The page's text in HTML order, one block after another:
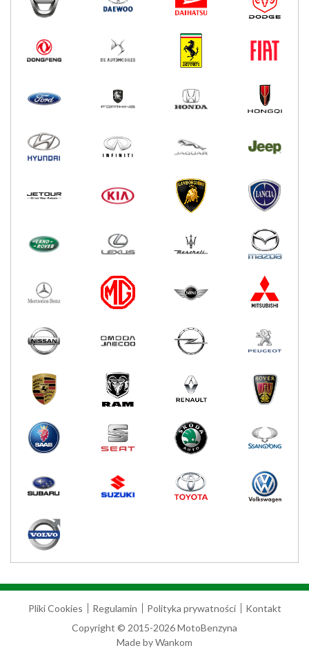
Pliki Cookies Regulamin Polityka prywatności
Kontakt
Copyright © 2015-2026 MotoBenzyna
Made byWankom